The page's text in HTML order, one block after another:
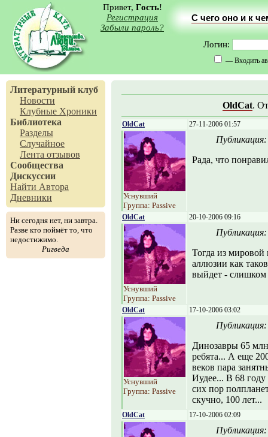
Привет, Гость!
Регистрация
Забыли пароль?
С чего оно и к
Логин:
— Входить
Литературный клуб
Новости
Клубные Хроники
Библиотека
Разделы
Случайное
Лента отзывов
Сообщества
Дискуссии
Найти Автора
Дневники
Ни сегодня нет, ни завтра.
Разве кто поймёт то, что
недостижимо.
Ригведа
OldCat.
OldCat 27-11-2006 01:57
Уснувший
Группа: Passive
Рада, что
OldCat 20-10-2006 09:16
Уснувший
Группа: Passive
Тогда из мировой
аллюзии как
выйдет - слишком
OldCat 17-10-2006 03:02
Уснувший
Группа: Passive
Динозавры 65
ребята... А еще
веков пара
Иудее... В 68
сих пор
скучно, 100 лет...
OldCat 17-10-2006 02:09